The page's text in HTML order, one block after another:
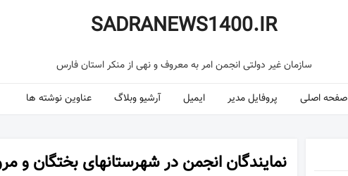
SADRANEWS1400.IR
سازمان غیر دولتی انجمن امر به معروف و نهی از منکر استان فارس
صفحه اصلی پروفایل مدیر ایمیل آرشیو وبلاگ عناوین نوشته ها
نمایندگان انجمن در شهرستانهای بختگان